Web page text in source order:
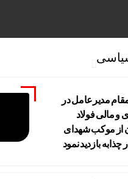
مدیرعامل در
و مالی فولاد
از موکب شهدای
بازدید نمود